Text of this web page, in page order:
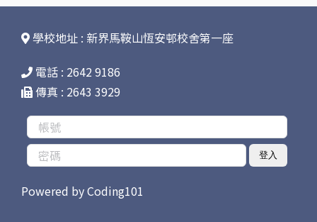
學校地址 : 新界馬鞍山恆安邨校舍第一座
電話 : 2642 9186
傳真 : 2643 3929
登入
Powered byCoding101